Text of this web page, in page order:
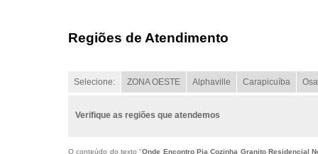
Regiões de Atendimento
Selecione: ZONA OESTE Alphaville Carapicuíba
Verifique as regiões que atendemos
O conteúdo do texto "Onde Encontro Pia Cozinha Granito Residencial